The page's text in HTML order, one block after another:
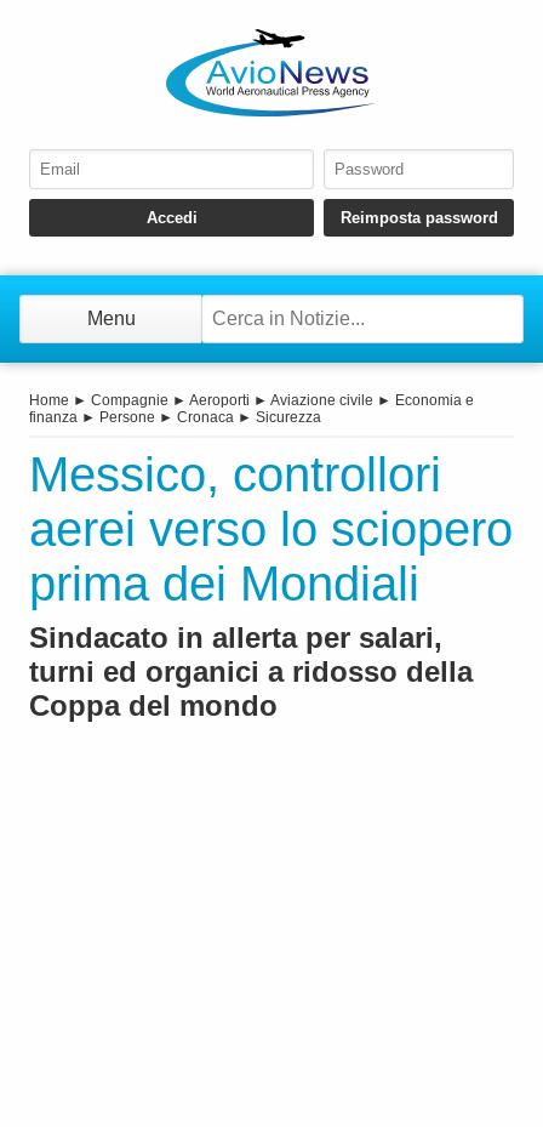
Menu
Home ► Compagnie ► Aeroporti ► Aviazione civile ► Economia e
finanza ► Persone ► Cronaca ► Sicurezza
Messico, controllori
aerei verso lo sciopero
prima dei Mondiali
Sindacato in allerta per salari,
turni ed organici a ridosso della
Coppa del mondo